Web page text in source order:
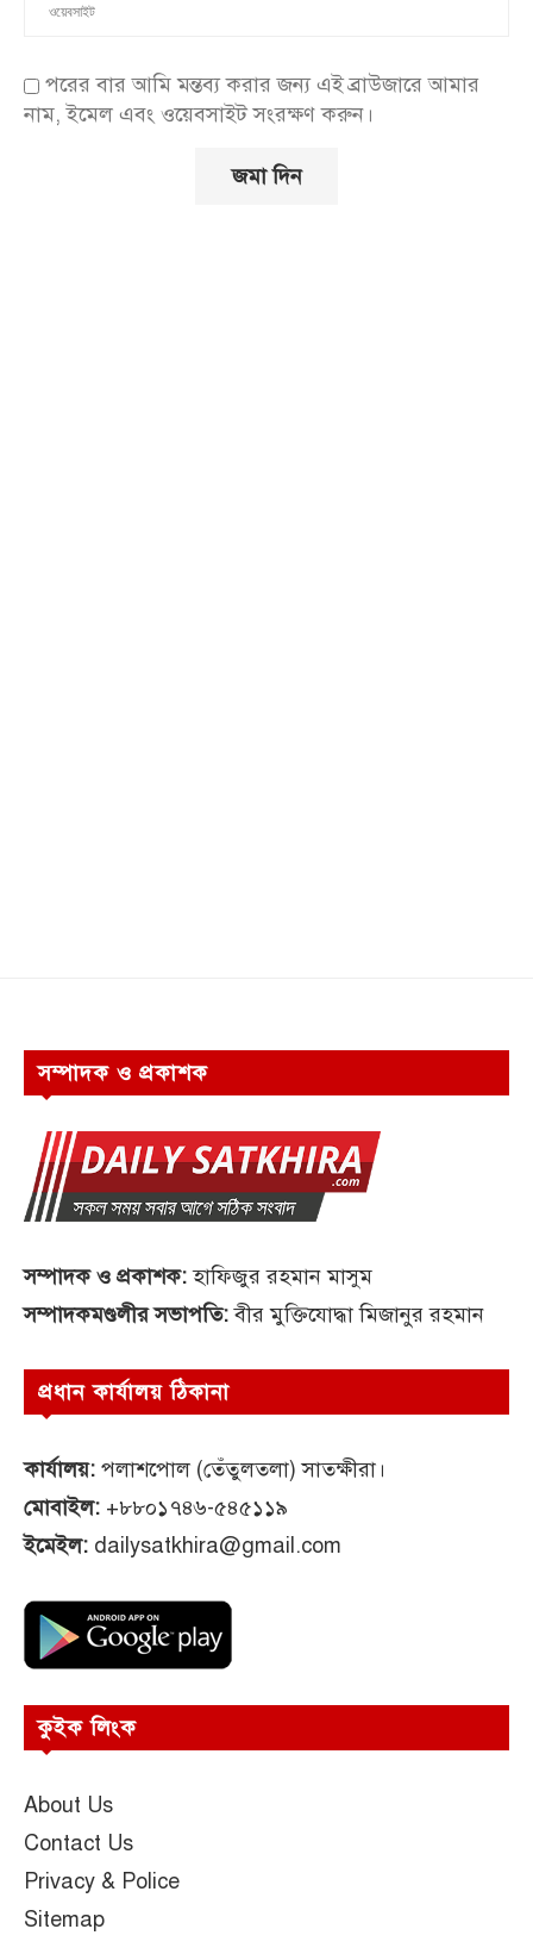
পরের বার আমি মন্তব্য করার জন্য এই ব্রাউজারে আমার
নাম, ইমেল এবং ওয়েবসাইট সংরক্ষণ করুন।
সম্পাদক ও প্রকাশক
সম্পাদক ও প্রকাশক:হাফিজুর রহমান মাসুম
সম্পাদকমণ্ডলীর সভাপতি:বীর মুক্তিযোদ্ধা মিজানুর রহমান
প্রধান কার্যালয় ঠিকানা
কার্যালয়: পলাশপোল (তেঁতুলতলা) সাতক্ষীরা।
মোবাইল: +৮৮০১৭৪৬-৫৪৫১১৯
ইমেইল: dailysatkhira@gmail.com
কুইক লিংক
About Us
Contact Us
Privacy & Police
Sitemap